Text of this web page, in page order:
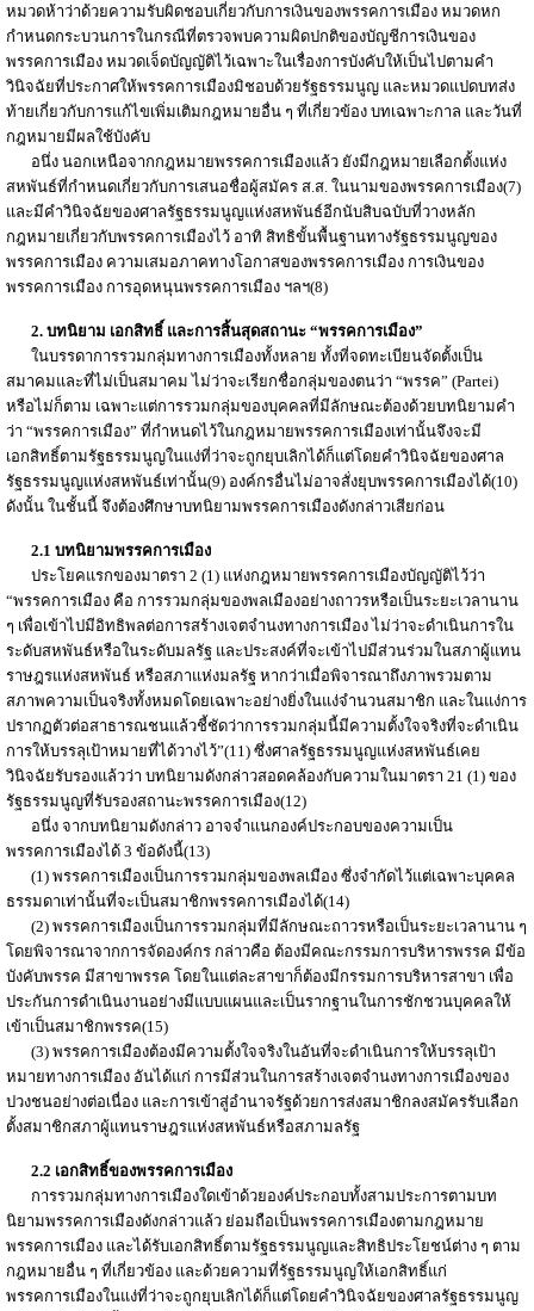
หมวดห้าว่าด้วยความรับผิดชอบเกี่ยวกับการเงินของพรรคการเมือง หมวดหก
กำหนดกระบวนการในกรณีที่ตรวจพบความผิดปกติของบัญชีการเงินของ
พรรคการเมือง หมวดเจ็ดบัญญัติไว้เฉพาะในเรื่องการบังคับให้เป็นไปตามคำ
วินิจฉัยที่ประกาศให้พรรคการเมืองมิชอบด้วยรัฐธรรมนูญ และหมวดแปดบทส่ง
ท้ายเกี่ยวกับการแก้ไขเพิ่มเติมกฎหมายอื่น ๆ ที่เกี่ยวข้อง บทเฉพาะกาล และวันที่
กฎหมายมีผลใช้บังคับ
อนึ่ง นอกเหนือจากกฎหมายพรรคการเมืองแล้ว ยังมีกฎหมายเลือกตั้งแห่ง
สหพันธ์ที่กำหนดเกี่ยวกับการเสนอชื่อผู้สมัคร ส.ส. ในนามของพรรคการเมือง(7)
และมีคำวินิจฉัยของศาลรัฐธรรมนูญแห่งสหพันธ์อีกนับสิบฉบับที่วางหลัก
กฎหมายเกี่ยวกับพรรคการเมืองไว้ อาทิ สิทธิขั้นพื้นฐานทางรัฐธรรมนูญของ
พรรคการเมือง ความเสมอภาคทางโอกาสของพรรคการเมือง การเงินของ
พรรคการเมือง การอุดหนุนพรรคการเมือง ฯลฯ(8)
2. บทนิยาม เอกสิทธิ์ และการสิ้นสุดสถานะ “พรรคการเมือง”
ในบรรดาการรวมกลุ่มทางการเมืองทั้งหลาย ทั้งที่จดทะเบียนจัดตั้งเป็น
สมาคมและที่ไม่เป็นสมาคม ไม่ว่าจะเรียกชื่อกลุ่มของตนว่า “พรรค” (Partei)
หรือไม่ก็ตาม เฉพาะแต่การรวมกลุ่มของบุคคลที่มีลักษณะต้องด้วยบทนิยามคำ
ว่า “พรรคการเมือง” ที่กำหนดไว้ในกฎหมายพรรคการเมืองเท่านั้นจึงจะมี
เอกสิทธิ์ตามรัฐธรรมนูญในแง่ที่ว่าจะถูกยุบเลิกได้ก็แต่โดยคำวินิจฉัยของศาล
รัฐธรรมนูญแห่งสหพันธ์เท่านั้น(9) องค์กรอื่นไม่อาจสั่งยุบพรรคการเมืองได้(10)
ดังนั้น ในชั้นนี้ จึงต้องศึกษาบทนิยามพรรคการเมืองดังกล่าวเสียก่อน
2.1 บทนิยามพรรคการเมือง
ประโยคแรกของมาตรา 2 (1) แห่งกฎหมายพรรคการเมืองบัญญัติไว้ว่า
“พรรคการเมือง คือ การรวมกลุ่มของพลเมืองอย่างถาวรหรือเป็นระยะเวลานาน
ๆ เพื่อเข้าไปมีอิทธิพลต่อการสร้างเจตจำนงทางการเมือง ไม่ว่าจะดำเนินการใน
ระดับสหพันธ์หรือในระดับมลรัฐ และประสงค์ที่จะเข้าไปมีส่วนร่วมในสภาผู้แทน
ราษฎรแห่งสหพันธ์ หรือสภาแห่งมลรัฐ หากว่าเมื่อพิจารณาถึงภาพรวมตาม
สภาพความเป็นจริงทั้งหมดโดยเฉพาะอย่างยิ่งในแง่จำนวนสมาชิก และในแง่การ
ปรากฏตัวต่อสาธารณชนแล้วชี้ชัดว่าการรวมกลุ่มนี้มีความตั้งใจจริงที่จะดำเนิน
การให้บรรลุเป้าหมายที่ได้วางไว้”(11) ซึ่งศาลรัฐธรรมนูญแห่งสหพันธ์เคย
วินิจฉัยรับรองแล้วว่า บทนิยามดังกล่าวสอดคล้องกับความในมาตรา 21 (1) ของ
รัฐธรรมนูญที่รับรองสถานะพรรคการเมือง(12)
อนึ่ง จากบทนิยามดังกล่าว อาจจำแนกองค์ประกอบของความเป็น
พรรคการเมืองได้ 3 ข้อดังนี้(13)
(1) พรรคการเมืองเป็นการรวมกลุ่มของพลเมือง ซึ่งจำกัดไว้แต่เฉพาะบุคคล
ธรรมดาเท่านั้นที่จะเป็นสมาชิกพรรคการเมืองได้(14)
(2) พรรคการเมืองเป็นการรวมกลุ่มที่มีลักษณะถาวรหรือเป็นระยะเวลานาน ๆ
โดยพิจารณาจากการจัดองค์กร กล่าวคือ ต้องมีคณะกรรมการบริหารพรรค มีข้อ
บังคับพรรค มีสาขาพรรค โดยในแต่ละสาขาก็ต้องมีกรรมการบริหารสาขา เพื่อ
ประกันการดำเนินงานอย่างมีแบบแผนและเป็นรากฐานในการชักชวนบุคคลให้
เข้าเป็นสมาชิกพรรค(15)
(3) พรรคการเมืองต้องมีความตั้งใจจริงในอันที่จะดำเนินการให้บรรลุเป้า
หมายทางการเมือง อันได้แก่ การมีส่วนในการสร้างเจตจำนงทางการเมืองของ
ปวงชนอย่างต่อเนื่อง และการเข้าสู่อำนาจรัฐด้วยการส่งสมาชิกลงสมัครรับเลือก
ตั้งสมาชิกสภาผู้แทนราษฎรแห่งสหพันธ์หรือสภามลรัฐ
2.2 เอกสิทธิ์ของพรรคการเมือง
การรวมกลุ่มทางการเมืองใดเข้าด้วยองค์ประกอบทั้งสามประการตามบท
นิยามพรรคการเมืองดังกล่าวแล้ว ย่อมถือเป็นพรรคการเมืองตามกฎหมาย
พรรคการเมือง และได้รับเอกสิทธิ์ตามรัฐธรรมนูญและสิทธิประโยชน์ต่าง ๆ ตาม
กฎหมายอื่น ๆ ที่เกี่ยวข้อง และด้วยความที่รัฐธรรมนูญให้เอกสิทธิ์แก่
พรรคการเมืองในแง่ที่ว่าจะถูกยุบเลิกได้ก็แต่โดยคำวินิจฉัยของศาลรัฐธรรมนูญ